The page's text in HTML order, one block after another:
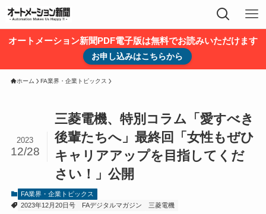
オートメーション新聞PDF電子版は無料でお読みいただけます
お申し込みはこちらから
ホーム FA業界・企業トピックス
三菱電機、特別コラム「愛すべき
後輩たちへ」最終回「女性もぜひ
キャリアアップを目指してくだ
さい！」公開
2023
12/28
FA業界・企業トピックス
2023年12月20日号
FAデジタルマガジン 三菱電機